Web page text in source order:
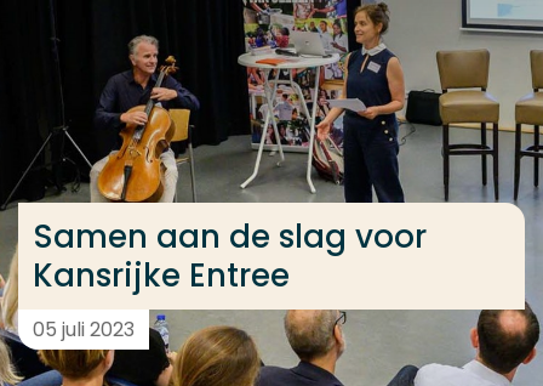
Ga direct naar de content
... > Samen aan de slag voor Kansrijke Entree
Samen aan de slag voor
Kansrijke Entree
05 juli 2023
Veel gezocht
Opleiding
Contact